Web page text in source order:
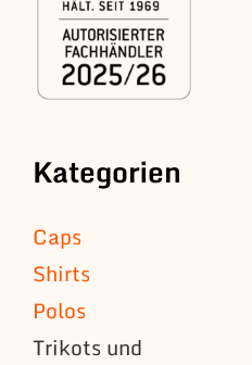
Kategorien
Caps
Shirts
Polos
Trikots und